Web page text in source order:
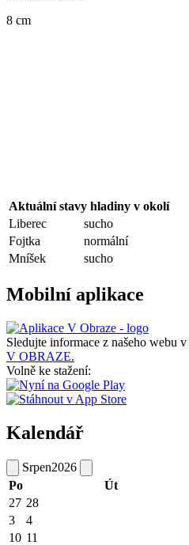
8 cm
Aktuální stavy hladiny v okolí
Liberec
sucho
Fojtka
normální
Mníšek
sucho
Mobilní aplikace
Sledujte informace z našeho webu v
V OBRAZE.
Volně ke stažení:
Kalendář
Srpen2026
Po
Út
27 28
3
4
10 11